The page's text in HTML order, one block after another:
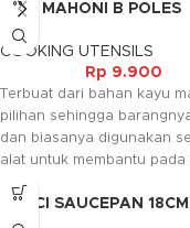
sehingga dapat digunakan
semua jenis kompor
kompor induksi.
standarisasi FOOD GRADE
sehingga aman untuk
Gagang seperti kayu alami
membuat kesan dari
tampak elegant dan pada
gagangnya di lengkapi
dengan soft touch handle
lapisan anti licin. Pada
bawah terdapat induction
sehingga dapat digunakan
IRUS MAHONI B POLES
COOKING UTENSILS
Rp 9.900
Terbuat dari bahan kayu
pilihan sehingga
dan biasanya digunakan
alat untuk membantu pada
memasak. Irus ini umum
dalam rumah tangga, hotel,
PANCI SAUCEPAN 18CM